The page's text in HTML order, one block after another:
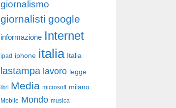
giornalismo
giornalisti google
informazione Internet
ipad iphone italia Italia
lastampa lavoro legge
libri Media microsoft milano
Mobile Mondo musica